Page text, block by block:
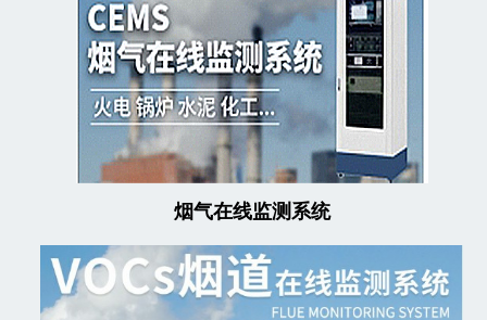
烟气在线监测系统